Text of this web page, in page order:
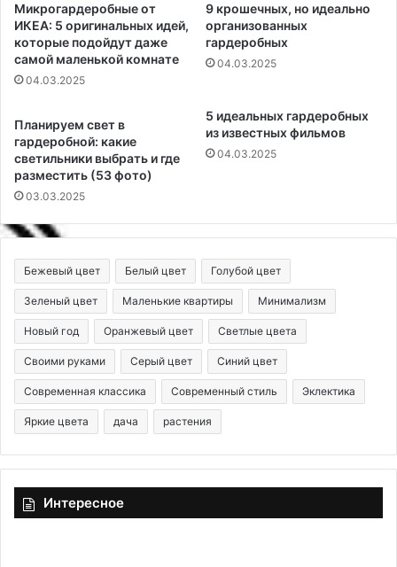
Микрогардеробные от
ИКЕА: 5 оригинальных идей,
которые подойдут даже
самой маленькой комнате
04.03.2025
9 крошечных, но идеально
организованных
гардеробных
04.03.2025
Планируем свет в
гардеробной: какие
светильники выбрать и где
разместить (53 фото)
03.03.2025
5 идеальных гардеробных
из известных фильмов
04.03.2025
Бежевый цвет Белый цвет Голубой цвет
Зеленый цвет Маленькие квартиры Минимализм
Новый год Оранжевый цвет Светлые цвета
Своими руками Серый цвет Синий цвет
Современная классика Современный стиль Эклектика
Яркие цвета дача растения
Интересное